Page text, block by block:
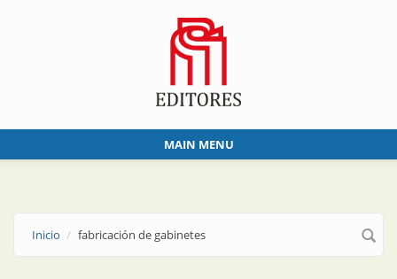
MAIN MENU
Inicio fabricación de gabinetes